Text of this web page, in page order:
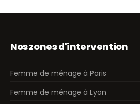
Nos zones d'intervention
Femme de ménage à Paris
Femme de ménage à Lyon